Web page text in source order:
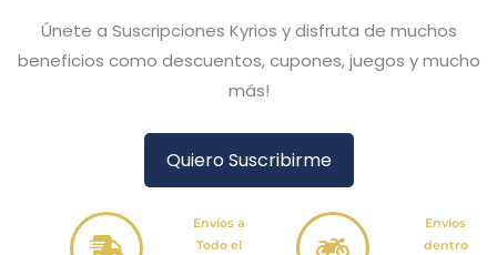
Únete a Suscripciones Kyrios y disfruta de muchos
beneficios como descuentos, cupones, juegos y mucho
más!
Quiero Suscribirme
Envíos a
Todo el
Envíos
dentro